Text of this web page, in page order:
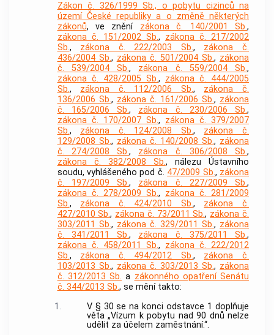
Zákon č. 326/1999 Sb., o pobytu cizinců na
území České republiky a o změně některých
zákonů, ve znění zákona č. 140/2001 Sb.,
zákona č. 151/2002 Sb., zákona č. 217/2002
Sb., zákona č. 222/2003 Sb., zákona č.
436/2004 Sb., zákona č. 501/2004 Sb., zákona
č. 539/2004 Sb., zákona č. 559/2004 Sb.,
zákona č. 428/2005 Sb., zákona č. 444/2005
Sb., zákona č. 112/2006 Sb., zákona č.
136/2006 Sb., zákona č. 161/2006 Sb., zákona
č. 165/2006 Sb., zákona č. 230/2006 Sb.,
zákona č. 170/2007 Sb., zákona č. 379/2007
Sb., zákona č. 124/2008 Sb., zákona č.
129/2008 Sb., zákona č. 140/2008 Sb., zákona
č. 274/2008 Sb., zákona č. 306/2008 Sb.,
zákona č. 382/2008 Sb., nálezu Ústavního
soudu, vyhlášeného pod č. 47/2009 Sb., zákona
č. 197/2009 Sb., zákona č. 227/2009 Sb.,
zákona č. 278/2009 Sb., zákona č. 281/2009
Sb., zákona č. 424/2010 Sb., zákona č.
427/2010 Sb., zákona č. 73/2011 Sb., zákona č.
303/2011 Sb., zákona č. 329/2011 Sb., zákona
č. 341/2011 Sb., zákona č. 375/2011 Sb.,
zákona č. 458/2011 Sb., zákona č. 222/2012
Sb., zákona č. 494/2012 Sb., zákona č.
103/2013 Sb., zákona č. 303/2013 Sb., zákona
č. 312/2013 Sb. a zákonného opatření Senátu
č. 344/2013 Sb., se mění takto:
1.
V § 30 se na konci odstavce 1 doplňuje
věta „Vízum k pobytu nad 90 dnů nelze
udělit za účelem zaměstnání.“.